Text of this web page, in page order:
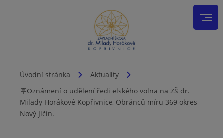
Úvodní stránka
Aktuality
🪧Oznámení o udělení ředitelského volna na ZŠ dr.
Milady Horákové Kopřivnice, Obránců míru 369 okres
Nový Jičín.